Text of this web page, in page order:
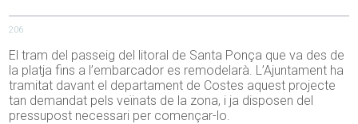
206
El tram del passeig del litoral de Santa Ponça que va des de
la platja fins a l’embarcador es remodelarà. L’Ajuntament ha
tramitat davant el departament de Costes aquest projecte
tan demandat pels veïnats de la zona, i ja disposen del
pressupost necessari per començar-lo.